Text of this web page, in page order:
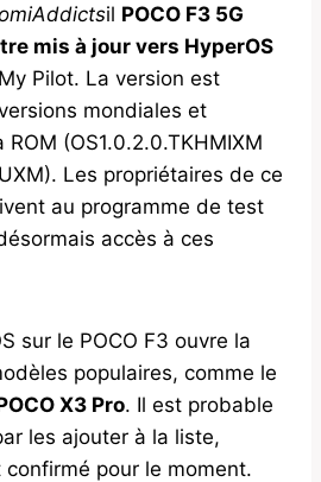
il POCO F3 5G
mis à jour vers HyperOS
Pilot. La version est
mondiales et
(OS1.0.2.0.TKHMIXM
Les propriétaires de ce
au programme de test
accès à ces
sur le POCO F3 ouvre la
populaires, comme le
X3 Pro. Il est probable
les ajouter à la liste,
pour le moment.